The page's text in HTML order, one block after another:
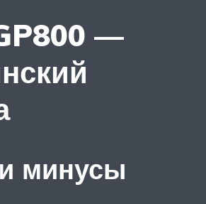
—
минусы